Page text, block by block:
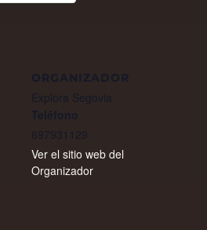
ORGANIZADOR
Explora Segovia
Teléfono
697931129
Ver el sitio web del
Organizador